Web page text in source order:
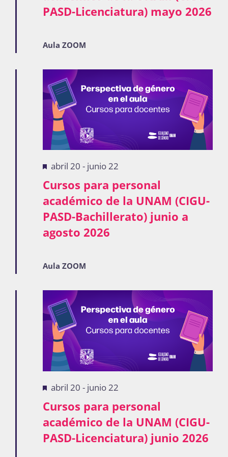
Publicaciones
PASD-Licenciatura) mayo 2026
Aula ZOOM
Cursos para personal
académico de la UNAM (CIGU-
PASD-Bachillerato) junio a
agosto 2026
Destacadas
abril 20 - junio 22
Aula ZOOM
Cursos para personal
académico de la UNAM (CIGU-
PASD-Licenciatura) junio 2026
Destacadas
abril 20 - junio 22